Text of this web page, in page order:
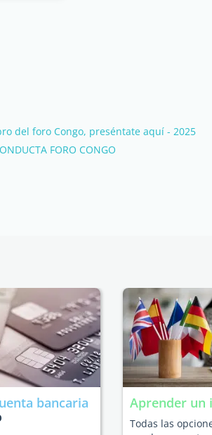
del foro Congo, preséntate aquí - 2025
FORO CONGO
bancaria
Aprender un
Todas las